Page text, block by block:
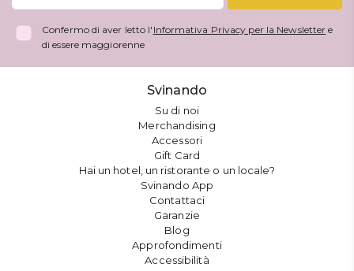
Confermo di aver letto l' Informativa Privacy per la Newsletter e
di essere maggiorenne
Svinando
Su di noi
Merchandising
Accessori
Gift Card
Hai un hotel, un ristorante o un locale?
Svinando App
Contattaci
Garanzie
Blog
Approfondimenti
Accessibilità